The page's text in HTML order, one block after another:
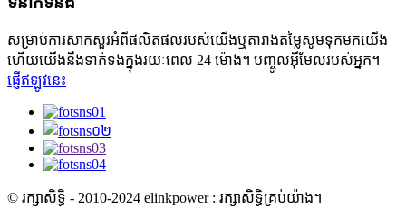
សម្រាប់ការសាកសួរអំពីផលិតផលរបស់យើងឬតារាងតម្លៃសូមទុកមកយើង
ហើយយើងនឹងទាក់ទងក្នុងរយៈពេល 24 ម៉ោង។ បញ្ចូលអ៊ីមែលរបស់អ្នក។
ផ្ញើឥឡូវនេះ
© រក្សាសិទ្ធិ - 2010-2024 elinkpower : រក្សាសិទ្ធិគ្រប់យ៉ាង។